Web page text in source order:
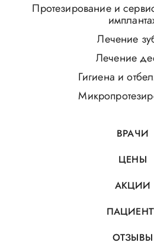
Протезирование и
Лечение
Лечение
Гигиена и
ВРАЧИ
ЦЕНЫ
АКЦИИ
ОТЗЫВЫ